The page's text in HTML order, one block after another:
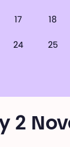
17 18
24 25
2